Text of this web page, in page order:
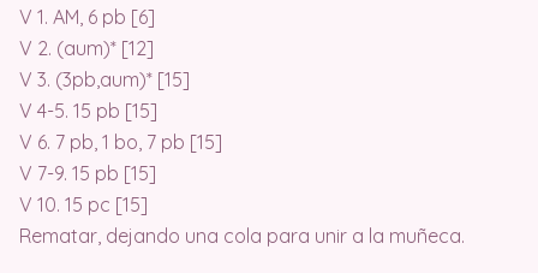
V 1. AM, 6 pb [6]
V 2. (aum)* [12]
V 3. (3pb,aum)* [15]
V 4-5. 15 pb [15]
V 6. 7 pb, 1 bo, 7 pb [15]
V 7-9. 15 pb [15]
V 10. 15 pc [15]
Rematar, dejando una cola para unir a la muñeca.